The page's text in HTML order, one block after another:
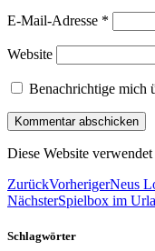
E-Mail-Adresse *
Website
Benachrichtige mich
Diese Website
ZurückVorherigerNeus
NächsterSpielbox im
Schlagwörter